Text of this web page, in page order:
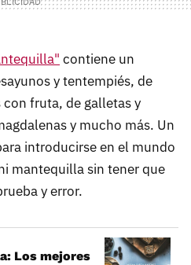
contiene un
y tentempiés, de
fruta, de galletas y
y mucho más. Un
introducirse en el mundo
mantequilla sin tener que
y error.
Los mejores